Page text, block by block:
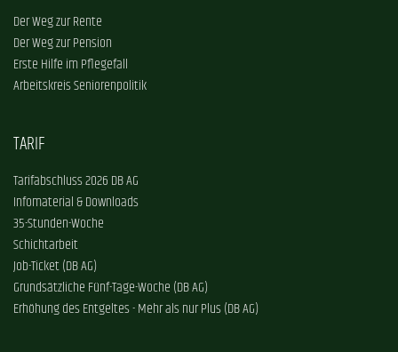
Der Weg zur Rente
Der Weg zur Pension
Erste Hilfe im Pflegefall
Arbeitskreis Seniorenpolitik
TARIF
Tarifabschluss 2026 DB AG
Infomaterial & Downloads
35-Stunden-Woche
Schichtarbeit
Job-Ticket (DB AG)
Grundsätzliche Fünf-Tage-Woche (DB AG)
Erhöhung des Entgeltes - Mehr als nur Plus (DB AG)